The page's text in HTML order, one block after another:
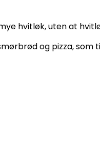
hvitløk, uten at
og pizza, som